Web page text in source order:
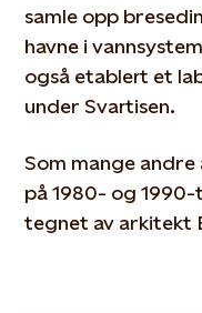
samle opp
havne i
også etablert et
under Svartisen.
Som mange
på 1980- og
tegnet av arkitekt